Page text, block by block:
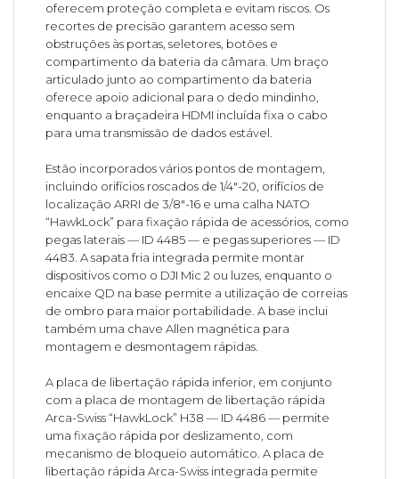
oferecem proteção completa e evitam riscos. Os
recortes de precisão garantem acesso sem
obstruções às portas, seletores, botões e
compartimento da bateria da câmara. Um braço
articulado junto ao compartimento da bateria
oferece apoio adicional para o dedo mindinho,
enquanto a braçadeira HDMI incluída fixa o cabo
para uma transmissão de dados estável.
Estão incorporados vários pontos de montagem,
incluindo orifícios roscados de 1/4"-20, orifícios de
localização ARRI de 3/8"-16 e uma calha NATO
“HawkLock” para fixação rápida de acessórios, como
pegas laterais — ID 4485 — e pegas superiores — ID
4483. A sapata fria integrada permite montar
dispositivos como o DJI Mic 2 ou luzes, enquanto o
encaixe QD na base permite a utilização de correias
de ombro para maior portabilidade. A base inclui
também uma chave Allen magnética para
montagem e desmontagem rápidas.
A placa de libertação rápida inferior, em conjunto
com a placa de montagem de libertação rápida
Arca-Swiss “HawkLock” H38 — ID 4486 — permite
uma fixação rápida por deslizamento, com
mecanismo de bloqueio automático. A placa de
libertação rápida Arca-Swiss integrada permite